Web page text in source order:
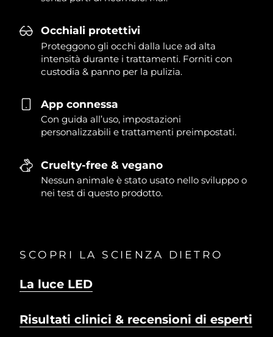
Occhiali protettivi
Proteggono gli occhi dalla luce ad alta
intensità durante i trattamenti. Forniti con
custodia & panno per la pulizia.
App connessa
Con guida all’uso, impostazioni
personalizzabili e trattamenti preimpostati.
Cruelty-free & vegano
Nessun animale è stato usato nello sviluppo o
nei test di questo prodotto.
SCOPRI LA SCIENZA DIETRO
La luce LED
Risultati clinici & recensioni di esperti